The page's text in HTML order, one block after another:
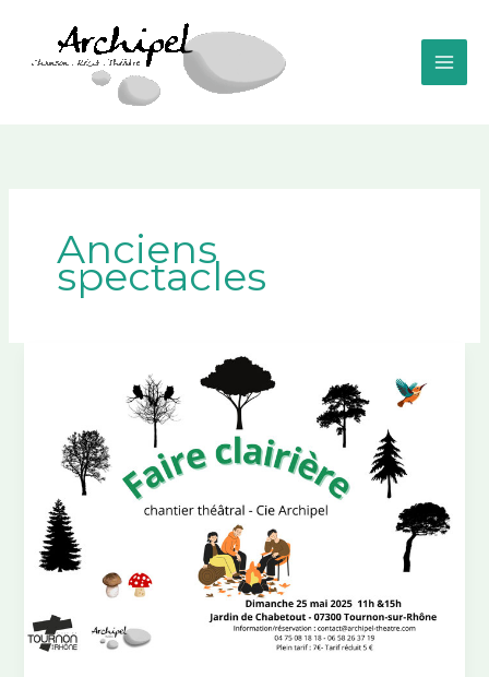
contenu
Anciens
spectacles